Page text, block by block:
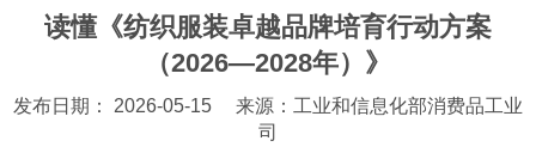
省级政策
工业文化
读懂《纺织服装卓越品牌培育行动方案
（2026—2028年）》
发布日期： 2026-05-15
来源：工业和信息化部消费品工业
司